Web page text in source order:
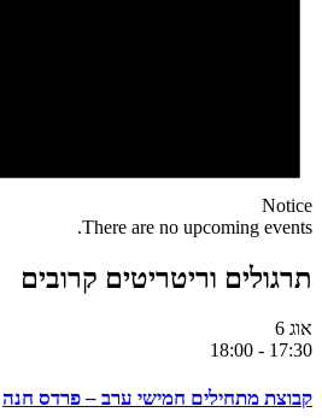
Notice
There are no upcoming events.
תרגולים וריטריטים קרובים
אוג 6
17:30
-
18:00
קבוצת מתחילים חמישי ערב – פרדס חנה